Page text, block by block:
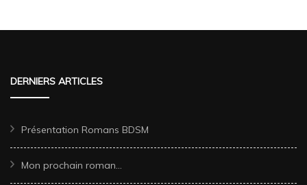
DERNIERS ARTICLES
Présentation Romans BDSM
Mon prochain roman…